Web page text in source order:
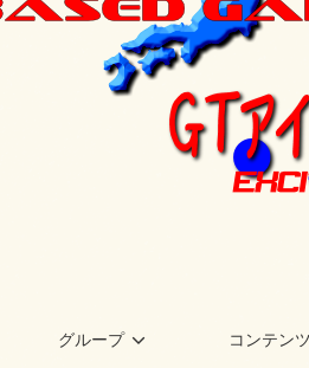
グループ コンテンツ